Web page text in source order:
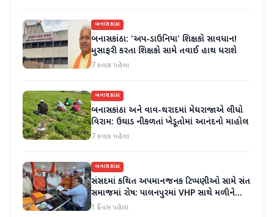
બનાસકાંઠા
બનાસકાંઠા: 'અપ-ડાઉનિયા' શિક્ષકો સાવધાન!
મુસાફરી કરતા શિક્ષકો સામે તવાઈ હાથ ધરાશે
7 કલાક પહેલા
બનાસકાંઠા
બનાસકાંઠા અને વાવ-થરાદમાં મેઘરાજાએ લીધો
વિરામ: ઉઘાડ નીકળતાં ખેડૂતોમાં આનંદનો માહોલ
7 કલાક પહેલા
બનાસકાંઠા
સંસદમાં કથિત અપમાનજનક ટિપ્પણીઓ સામે સંત
સમાજમાં રોષ: પાલનપુરમાં VHP સાથે મળીને
અધિક કલેક્ટરને આવેદનપત્ર આપ્યું
1 દિવસ પહેલા